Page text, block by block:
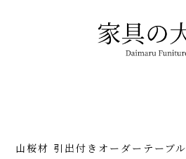
山桜材 引出付きオーダーテーブル